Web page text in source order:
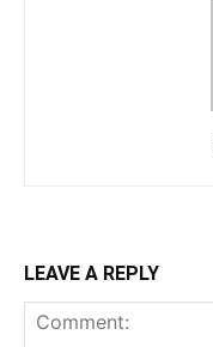
LEAVE A REPLY